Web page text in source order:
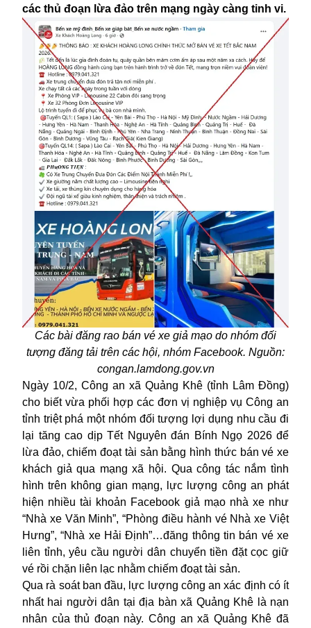
các thủ đoạn lừa đảo trên mạng ngày càng tinh vi.
Các bài đăng rao bán vé xe giả mạo do nhóm đối
tượng đăng tải trên các hội, nhóm Facebook. Nguồn:
congan.lamdong.gov.vn
Ngày 10/2, Công an xã Quảng Khê (tỉnh Lâm Đồng)
cho biết vừa phối hợp các đơn vị nghiệp vụ Công an
tỉnh triệt phá một nhóm đối tượng lợi dụng nhu cầu đi
lại tăng cao dịp Tết Nguyên đán Bính Ngọ 2026 để
lừa đảo, chiếm đoạt tài sản bằng hình thức bán vé xe
khách giả qua mạng xã hội. Qua công tác nắm tình
hình trên không gian mạng, lực lượng công an phát
hiện nhiều tài khoản Facebook giả mạo nhà xe như
“Nhà xe Văn Minh”, “Phòng điều hành vé Nhà xe Việt
Hưng”, “Nhà xe Hải Định”…đăng thông tin bán vé xe
liên tỉnh, yêu cầu người dân chuyển tiền đặt cọc giữ
vé rồi chặn liên lạc nhằm chiếm đoạt tài sản.
Qua rà soát ban đầu, lực lượng công an xác định có ít
nhất hai người dân tại địa bàn xã Quảng Khê là nạn
nhân của thủ đoạn này. Công an xã Quảng Khê đã